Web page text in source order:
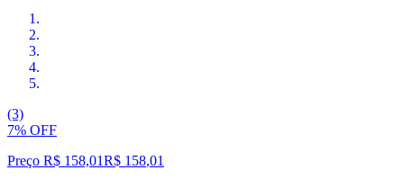
(3)
7% OFF
Preço R$ 158,01R$ 158,01